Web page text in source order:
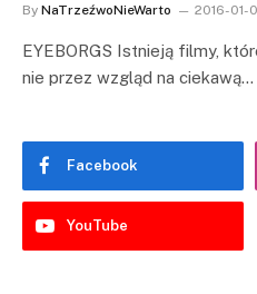
By NaTrzeźwoNieWarto 2016-01-
EYEBORGS Istnieją filmy,
nie przez wzgląd na ciekawą…
Facebook
YouTube